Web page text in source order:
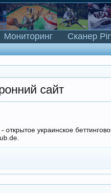
сайт
открытое украинское
Мониторинг Сканер